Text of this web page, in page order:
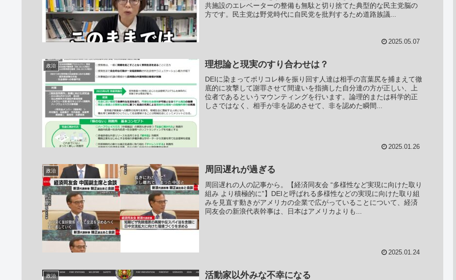
共施設のエレベーターの整備も無駄と切り捨てた典型的な民主党脳の
方です。民主党は野党時代に自民党を批判するため道路族議...
2025.05.07
政治 理想論と現実のすり合わせは？
DEIに染まってポリコレ棒を振り回す人達は相手の言葉尻を捕まえて徹
底的に攻撃して謝罪させて間違いを指摘した自分達の方が正しい、上
位者であるというマウンティングを行います。論理的または科学的正
しさではなく、相手が非を認めさせて、非を認めた瞬間...
2025.01.26
政治 周回遅れが過ぎる
周回遅れの人の記事から。【経済同友会 “多様性など実現に向けた取り
組み より積極的に”】DEIと呼ばれる多様性などの実現に向けた取り組
みを見直す動きがアメリカの企業で広がっていることについて、経済
同友会の新浪代表幹事は、日本はアメリカよりも...
2025.01.24
政治 活動家以外みな不幸になる